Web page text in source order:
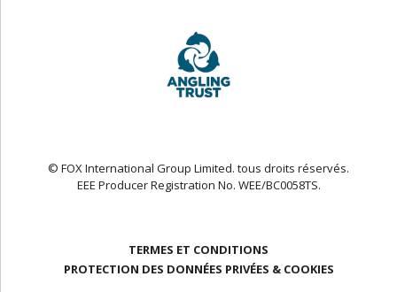
© FOX International Group Limited. tous droits réservés.
EEE Producer Registration No. WEE/BC0058TS.
TERMES ET CONDITIONS
PROTECTION DES DONNÉES PRIVÉES & COOKIES